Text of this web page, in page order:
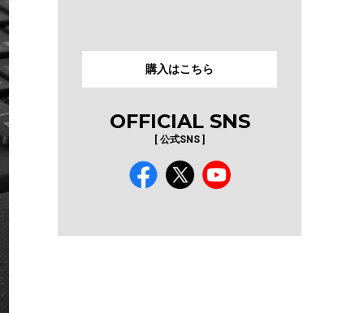
購入はこちら
OFFICIAL SNS
[ 公式SNS ]